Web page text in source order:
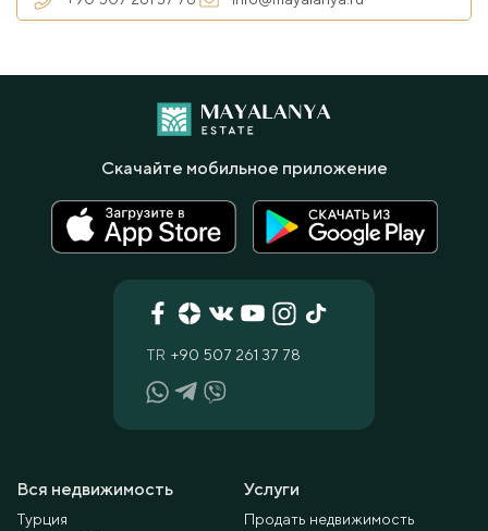
Вся недвижимость
Турция
Услуги
Продать недвижимость
TR +90 507 261 37 78
Скачайте мобильное приложение